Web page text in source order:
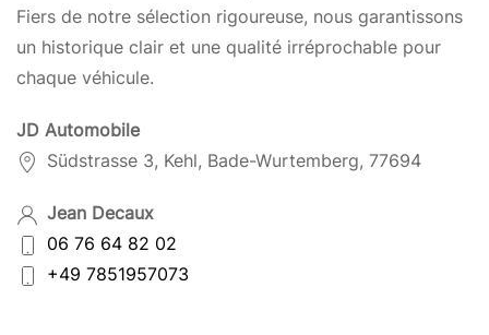
Fiers de notre sélection rigoureuse, nous garantissons
un historique clair et une qualité irréprochable pour
chaque véhicule.
JD Automobile
Südstrasse 3, Kehl, Bade-Wurtemberg, 77694
Jean Decaux
06 76 64 82 02
+49 7851957073